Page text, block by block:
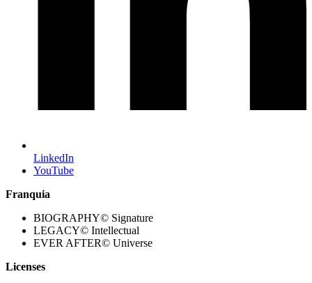
LinkedIn
YouTube
Franquia
BIOGRAPHY© Signature
LEGACY© Intellectual
EVER AFTER© Universe
Licenses